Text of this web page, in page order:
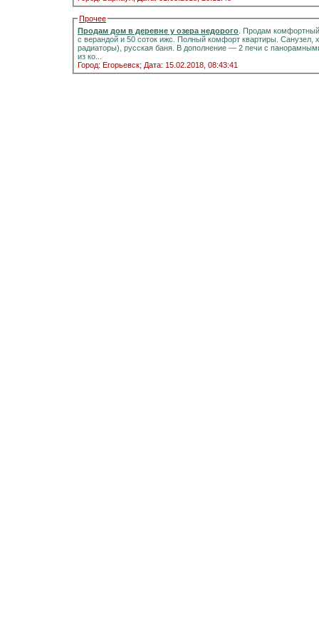
Прочее
Продам дом в деревне у озера недорого . Продам комфортный
с верандой и 50 соток ижс. Полный комфорт квартиры. Санузел, холодная и горячая вода,
радиаторы), русская баня. В дополнение — 2 печи с панорамными стёклами.Информация на портале домиклайт.Вода
из ко...
Город: Егорьевск; Дата: 15.02.2018, 08:43:41